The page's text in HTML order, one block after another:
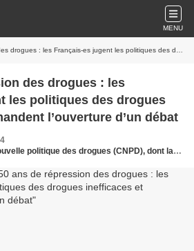
MENU
es jugent les politiques des drogues inefficaces et demandent l’ouverture d’un débat
des drogues : les
les politiques des drogues
l’ouverture d’un débat
politique des drogues (CNPD), dont la LDH est membre